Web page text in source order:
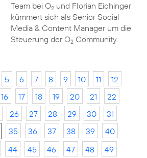
Team bei O2und Florian Eichinger
kümmert sich als Senior Social
Media & Content Manager um die
Steuerung der O2Community.
5 6 7 8 9 10 11
12
16 17 18 19 20 21
22
26 27 28 29 30
31
35 36 37 38 39
40
44 45 46 47 48
49